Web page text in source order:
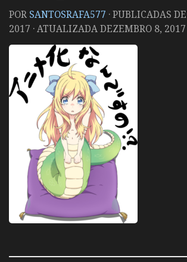
POR SANTOSRAFA577 · PUBLICADAS
2017 · ATUALIZADADEZEMBRO 8, 2017